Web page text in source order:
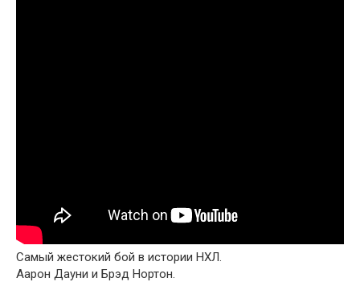
Самый жестокий бой в истории НХЛ.
Аарон Дауни и Брэд Нортон.